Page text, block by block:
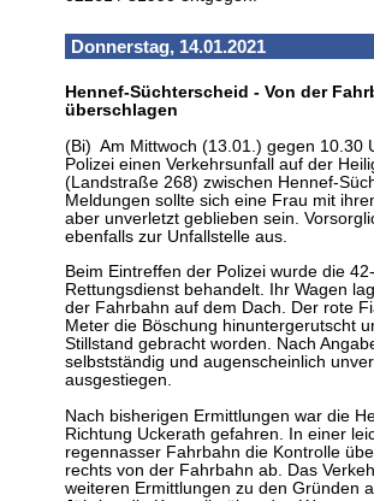
Donnerstag, 14.01.2021
Hennef-Süchterscheid - Von der
überschlagen
(Bi) Am Mittwoch (13.01.) gegen 10.30
Polizei einen Verkehrsunfall auf der
(Landstraße 268) zwischen Hennef-
Meldungen sollte sich eine Frau mit
aber unverletzt geblieben sein.
ebenfalls zur Unfallstelle aus.
Beim Eintreffen der Polizei wurde die
Rettungsdienst behandelt. Ihr Wagen
der Fahrbahn auf dem Dach. Der rote
Meter die Böschung hinuntergerutscht
Stillstand gebracht worden. Nach
selbstständig und augenscheinlich
ausgestiegen.
Nach bisherigen Ermittlungen war die
Richtung Uckerath gefahren. In einer
regennasser Fahrbahn die Kontrolle
rechts von der Fahrbahn ab. Das
weiteren Ermittlungen zu den Gründen